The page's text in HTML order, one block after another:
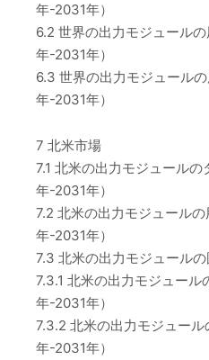
年-2031年）
6.2 世界の出力モジュール
年-2031年）
6.3 世界の出力モジュール
年-2031年）
7 北米市場
7.1 北米の出力モジュール
年-2031年）
7.2 北米の出力モジュール
年-2031年）
7.3 北米の出力モジュール
7.3.1 北米の出力モジュー
年-2031年）
7.3.2 北米の出力モジュー
年-2031年）